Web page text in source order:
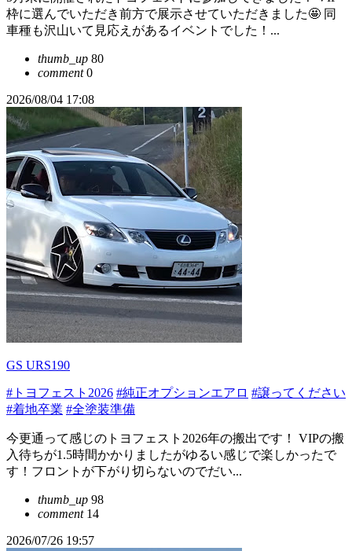
枠に選んでいただき前方で展示させていただきました🤩 同
車種も沢山いて見応えがあるイベントでした！...
thumb_up 80
comment0
2026/08/04 17:08
GS URS190
#トヨフェスト2026 #純正オプションエアロ #譲ってください
#着地卒業 #全塗装準備
今更通って感じのトヨフェスト2026年の搬出です！ VIPの搬
入待ちが1.5時間かかりましたがゆるい感じで楽しかったで
す！フロントが下がり切らないのでだい...
thumb_up 98
comment14
2026/07/26 19:57